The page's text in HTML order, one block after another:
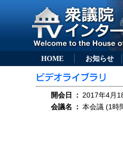
HOME お知らせ
開会日 ： 2017年4月
会議名
： 本会議 (1時